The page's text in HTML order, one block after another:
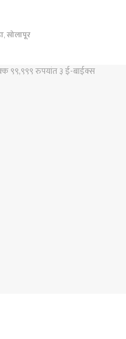
,सोलापूर